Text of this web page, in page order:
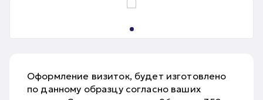
Оформление визиток, будет изготовлено
по данному образцу согласно ваших